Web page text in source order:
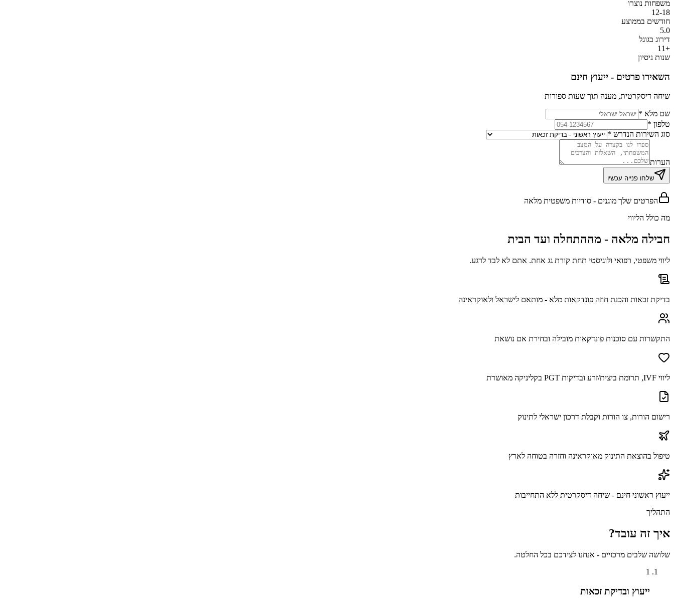
משפחות נוצרו
12-18
חודשים בממוצע
5.0
דירוג בגוגל
+11
שנות ניסיון
השאירו פרטים - ייעוץ חינם
שיחה דיסקרטית, מענה תוך שעות ספורות
שם מלא *
טלפון *
סוג השירות הנדרש *
הערות
שלחו פנייה עכשיו
הפרטים שלך מוגנים - סודיות משפטית מלאה
מה כולל הליווי
חבילה מלאה - מההתחלה ועד הבית
ליווי משפטי, רפואי ולוגיסטי תחת קורת גג אחת. אתם לא לבד לרגע.
בדיקת זכאות והכנת חוזה פונדקאות מלא - מותאם לישראל ולאוקראינה
התקשרות עם סוכנות פונדקאות מובילה ובחירת אם נושאת
ליווי IVF, תרומת ביצית/זרע ובדיקות PGT בקליניקה מאושרת
רישום הורות, צו הורות וקבלת דרכון ישראלי לתינוק
טיפול בהוצאת התינוק מאוקראינה וחזרה בטוחה לארץ
ייעוץ ראשוני חינם - שיחה דיסקרטית ללא התחייבות
התהליך
איך זה עובד?
שלושה שלבים מרכזיים - אנחנו לצידכם בכל החלטה.
1
ייעוץ ובדיקת זכאות